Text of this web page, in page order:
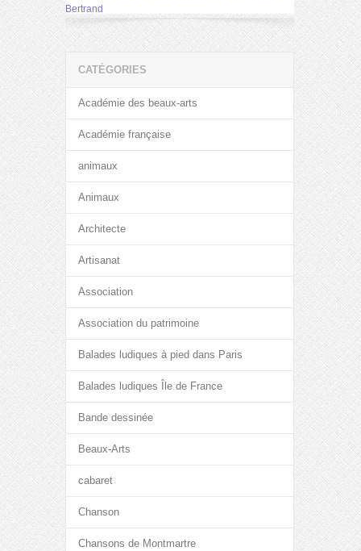
Bertrand
CATÉGORIES
Académie des beaux-arts
Académie française
animaux
Animaux
Architecte
Artisanat
Association
Association du patrimoine
Balades ludiques à pied dans Paris
Balades ludiques Île de France
Bande dessinée
Beaux-Arts
cabaret
Chanson
Chansons de Montmartre